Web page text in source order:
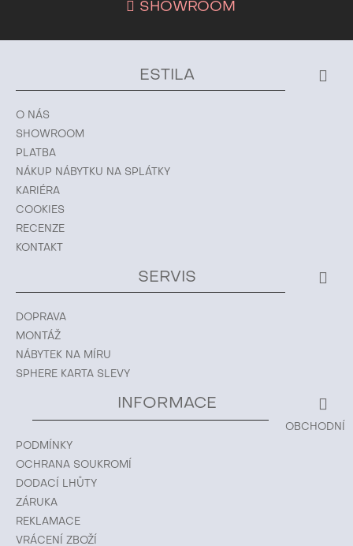
SHOWROOM
ESTILA
O NÁS
SHOWROOM
PLATBA
NÁKUP NÁBYTKU NA SPLÁTKY
KARIÉRA
COOKIES
RECENZE
KONTAKT
SERVIS
DOPRAVA
MONTÁŽ
NÁBYTEK NA MÍRU
SPHERE KARTA SLEVY
INFORMACE
OBCHODNÍ
PODMÍNKY
OCHRANA SOUKROMÍ
DODACÍ LHŮTY
ZÁRUKA
REKLAMACE
VRÁCENÍ ZBOŽÍ